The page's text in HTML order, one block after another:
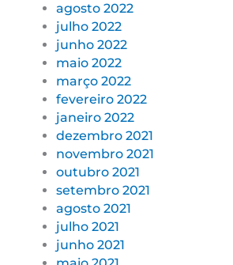
agosto 2022
julho 2022
junho 2022
maio 2022
março 2022
fevereiro 2022
janeiro 2022
dezembro 2021
novembro 2021
outubro 2021
setembro 2021
agosto 2021
julho 2021
junho 2021